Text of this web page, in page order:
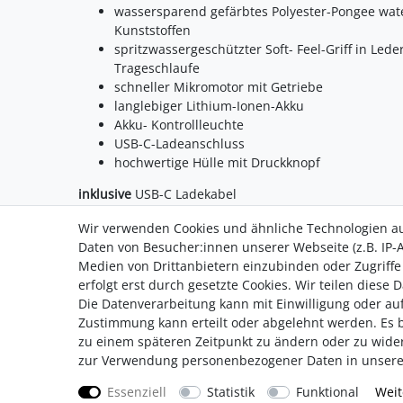
wassersparend gefärbtes Polyester-Pongee
Kunststoffen
spritzwassergeschützter Soft- Feel-Griff in
Trageschlaufe
schneller Mikromotor mit Getriebe
langlebiger Lithium-Ionen-Akku
Akku- Kontrollleuchte
USB-C-Ladeanschluss
hochwertige Hülle mit Druckknopf
inklusive USB-C Ladekabel
Impressum AGB
Wir verwenden Cookies und ähnliche Technologien
Daten von Besucher:innen unserer Webseite (z.B.
Medien von Drittanbietern einzubinden oder
erfolgt erst durch gesetzte Cookies. Wir teilen
Die Datenverarbeitung kann mit Einwilligung oder
Zustimmung kann erteilt oder abgelehnt werden.
zu einem späteren Zeitpunkt zu ändern oder zu
zur Verwendung personenbezogener Daten in
Essenziell
Statistik Funktional